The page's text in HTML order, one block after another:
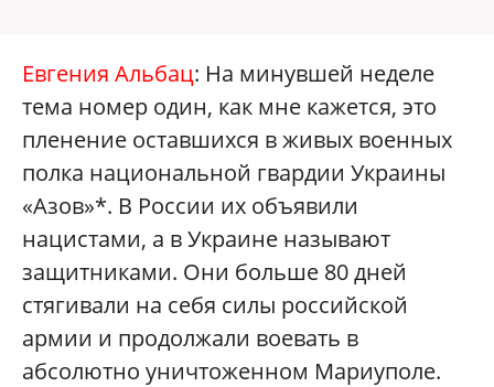
Евгения Альбац: На минувшей неделе
тема номер один, как мне кажется, это
пленение оставшихся в живых военных
полка национальной гвардии Украины
«Азов»*. В России их объявили
нацистами, а в Украине называют
защитниками. Они больше 80 дней
стягивали на себя силы российской
армии и продолжали воевать в
абсолютно уничтоженном Мариуполе.